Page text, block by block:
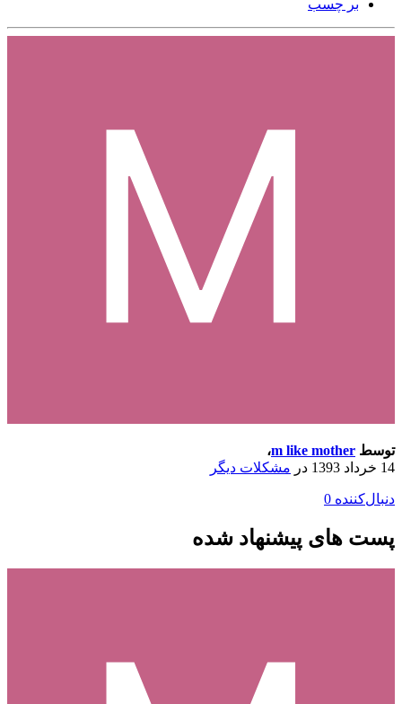
بر چسب
توسط m like mother،
14 خرداد 1393
در مشکلات دیگر
دنبال‌کننده 0
پست های پیشنهاد شده